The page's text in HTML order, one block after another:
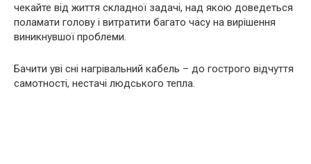
чекайте від життя складної задачі, над якою доведеться
поламати голову і витратити багато часу на вирішення
виникнувшої проблеми.
Бачити уві сні нагрівальний кабель – до гострого відчуття
самотності, нестачі людського тепла.